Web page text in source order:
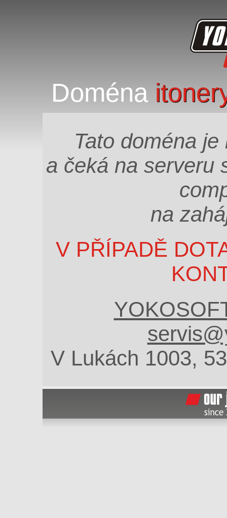
Doména
Tato doména
a čeká na serveru
na
V PŘÍPADĚ
V Lukách 1003,